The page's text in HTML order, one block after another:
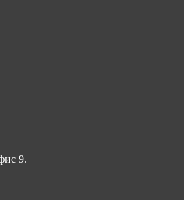
9.